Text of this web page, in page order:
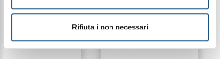
Rifiuta i non necessari
PRODOTTI CORRELATI
Offerta